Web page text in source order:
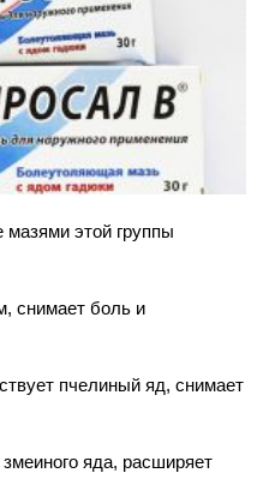
мазями этой группы
снимает боль и
пчелиный яд, снимает
яда, расширяет